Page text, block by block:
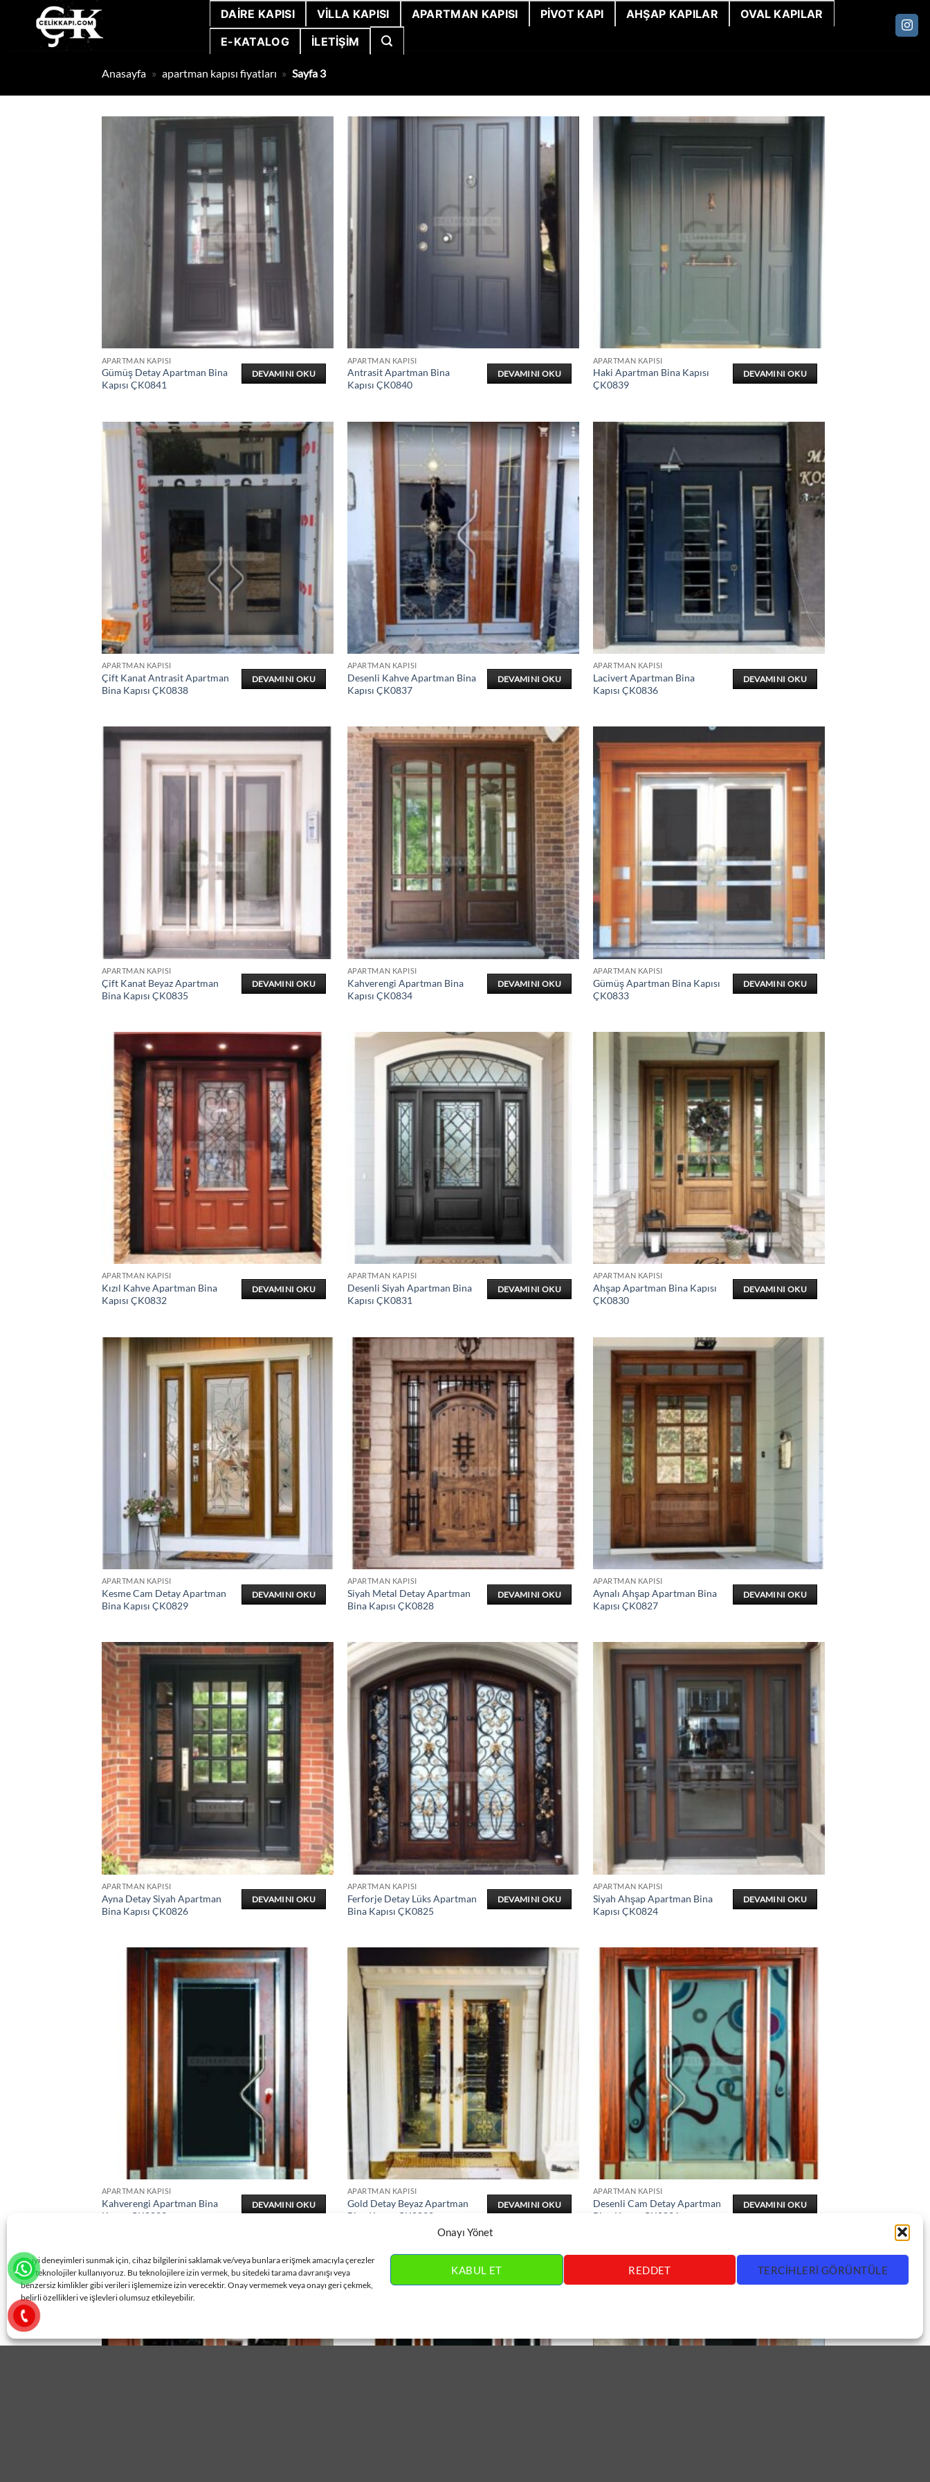
Onayı Yönet
En iyi deneyimleri sunmak için, cihaz bilgilerini saklamak ve/veya bunlara erişmek amacıyla çerezler
gibi teknolojiler kullanıyoruz. Bu teknolojilere izin vermek, bu sitedeki tarama davranışı veya
benzersiz kimlikler gibi verileri işlememize izin verecektir. Onay vermemek veya onayı geri çekmek,
belirli özellikleri ve işlevleri olumsuz etkileyebilir.
KABUL ET REDDET TERCIHLERI GÖRÜNTÜLE
DAIRE KAPISI VILLA KAPISI APARTMAN KAPISI PIVOT KAPI AHŞAP KAPILAR
OVAL KAPILAR
E-KATALOG
İLETIŞIM
Anasayfa » apartman kapısı fiyatları » Sayfa 3
APARTMAN KAPISI
Gümüş Detay Apartman Bina
Kapısı ÇK0841
DEVAMINI OKU
APARTMAN KAPISI
Antrasit Apartman Bina
Kapısı ÇK0840
DEVAMINI OKU
APARTMAN KAPISI
Haki Apartman Bina Kapısı
ÇK0839
DEVAMINI OKU
APARTMAN KAPISI
Çift Kanat Antrasit Apartman
Bina Kapısı ÇK0838
DEVAMINI OKU
APARTMAN KAPISI
Desenli Kahve Apartman Bina
Kapısı ÇK0837
DEVAMINI OKU
APARTMAN KAPISI
Lacivert Apartman Bina
Kapısı ÇK0836
DEVAMINI OKU
APARTMAN KAPISI
Çift Kanat Beyaz Apartman
Bina Kapısı ÇK0835
DEVAMINI OKU
APARTMAN KAPISI
Kahverengi Apartman Bina
Kapısı ÇK0834
DEVAMINI OKU
APARTMAN KAPISI
Gümüş Apartman Bina Kapısı
ÇK0833
DEVAMINI OKU
APARTMAN KAPISI
Kızıl Kahve Apartman Bina
Kapısı ÇK0832
DEVAMINI OKU
APARTMAN KAPISI
Desenli Siyah Apartman Bina
Kapısı ÇK0831
DEVAMINI OKU
APARTMAN KAPISI
Ahşap Apartman Bina Kapısı
ÇK0830
DEVAMINI OKU
APARTMAN KAPISI
Kesme Cam Detay Apartman
Bina Kapısı ÇK0829
DEVAMINI OKU
APARTMAN KAPISI
Siyah Metal Detay Apartman
Bina Kapısı ÇK0828
DEVAMINI OKU
APARTMAN KAPISI
Aynalı Ahşap Apartman Bina
Kapısı ÇK0827
DEVAMINI OKU
APARTMAN KAPISI
Ayna Detay Siyah Apartman
Bina Kapısı ÇK0826
DEVAMINI OKU
APARTMAN KAPISI
Ferforje Detay Lüks Apartman
Bina Kapısı ÇK0825
DEVAMINI OKU
APARTMAN KAPISI
Siyah Ahşap Apartman Bina
Kapısı ÇK0824
DEVAMINI OKU
APARTMAN KAPISI
Kahverengi Apartman Bina
Kapısı ÇK0823
DEVAMINI OKU
APARTMAN KAPISI
Gold Detay Beyaz Apartman
Bina Kapısı ÇK0822
DEVAMINI OKU
APARTMAN KAPISI
Desenli Cam Detay Apartman
Bina Kapısı ÇK0821
DEVAMINI OKU